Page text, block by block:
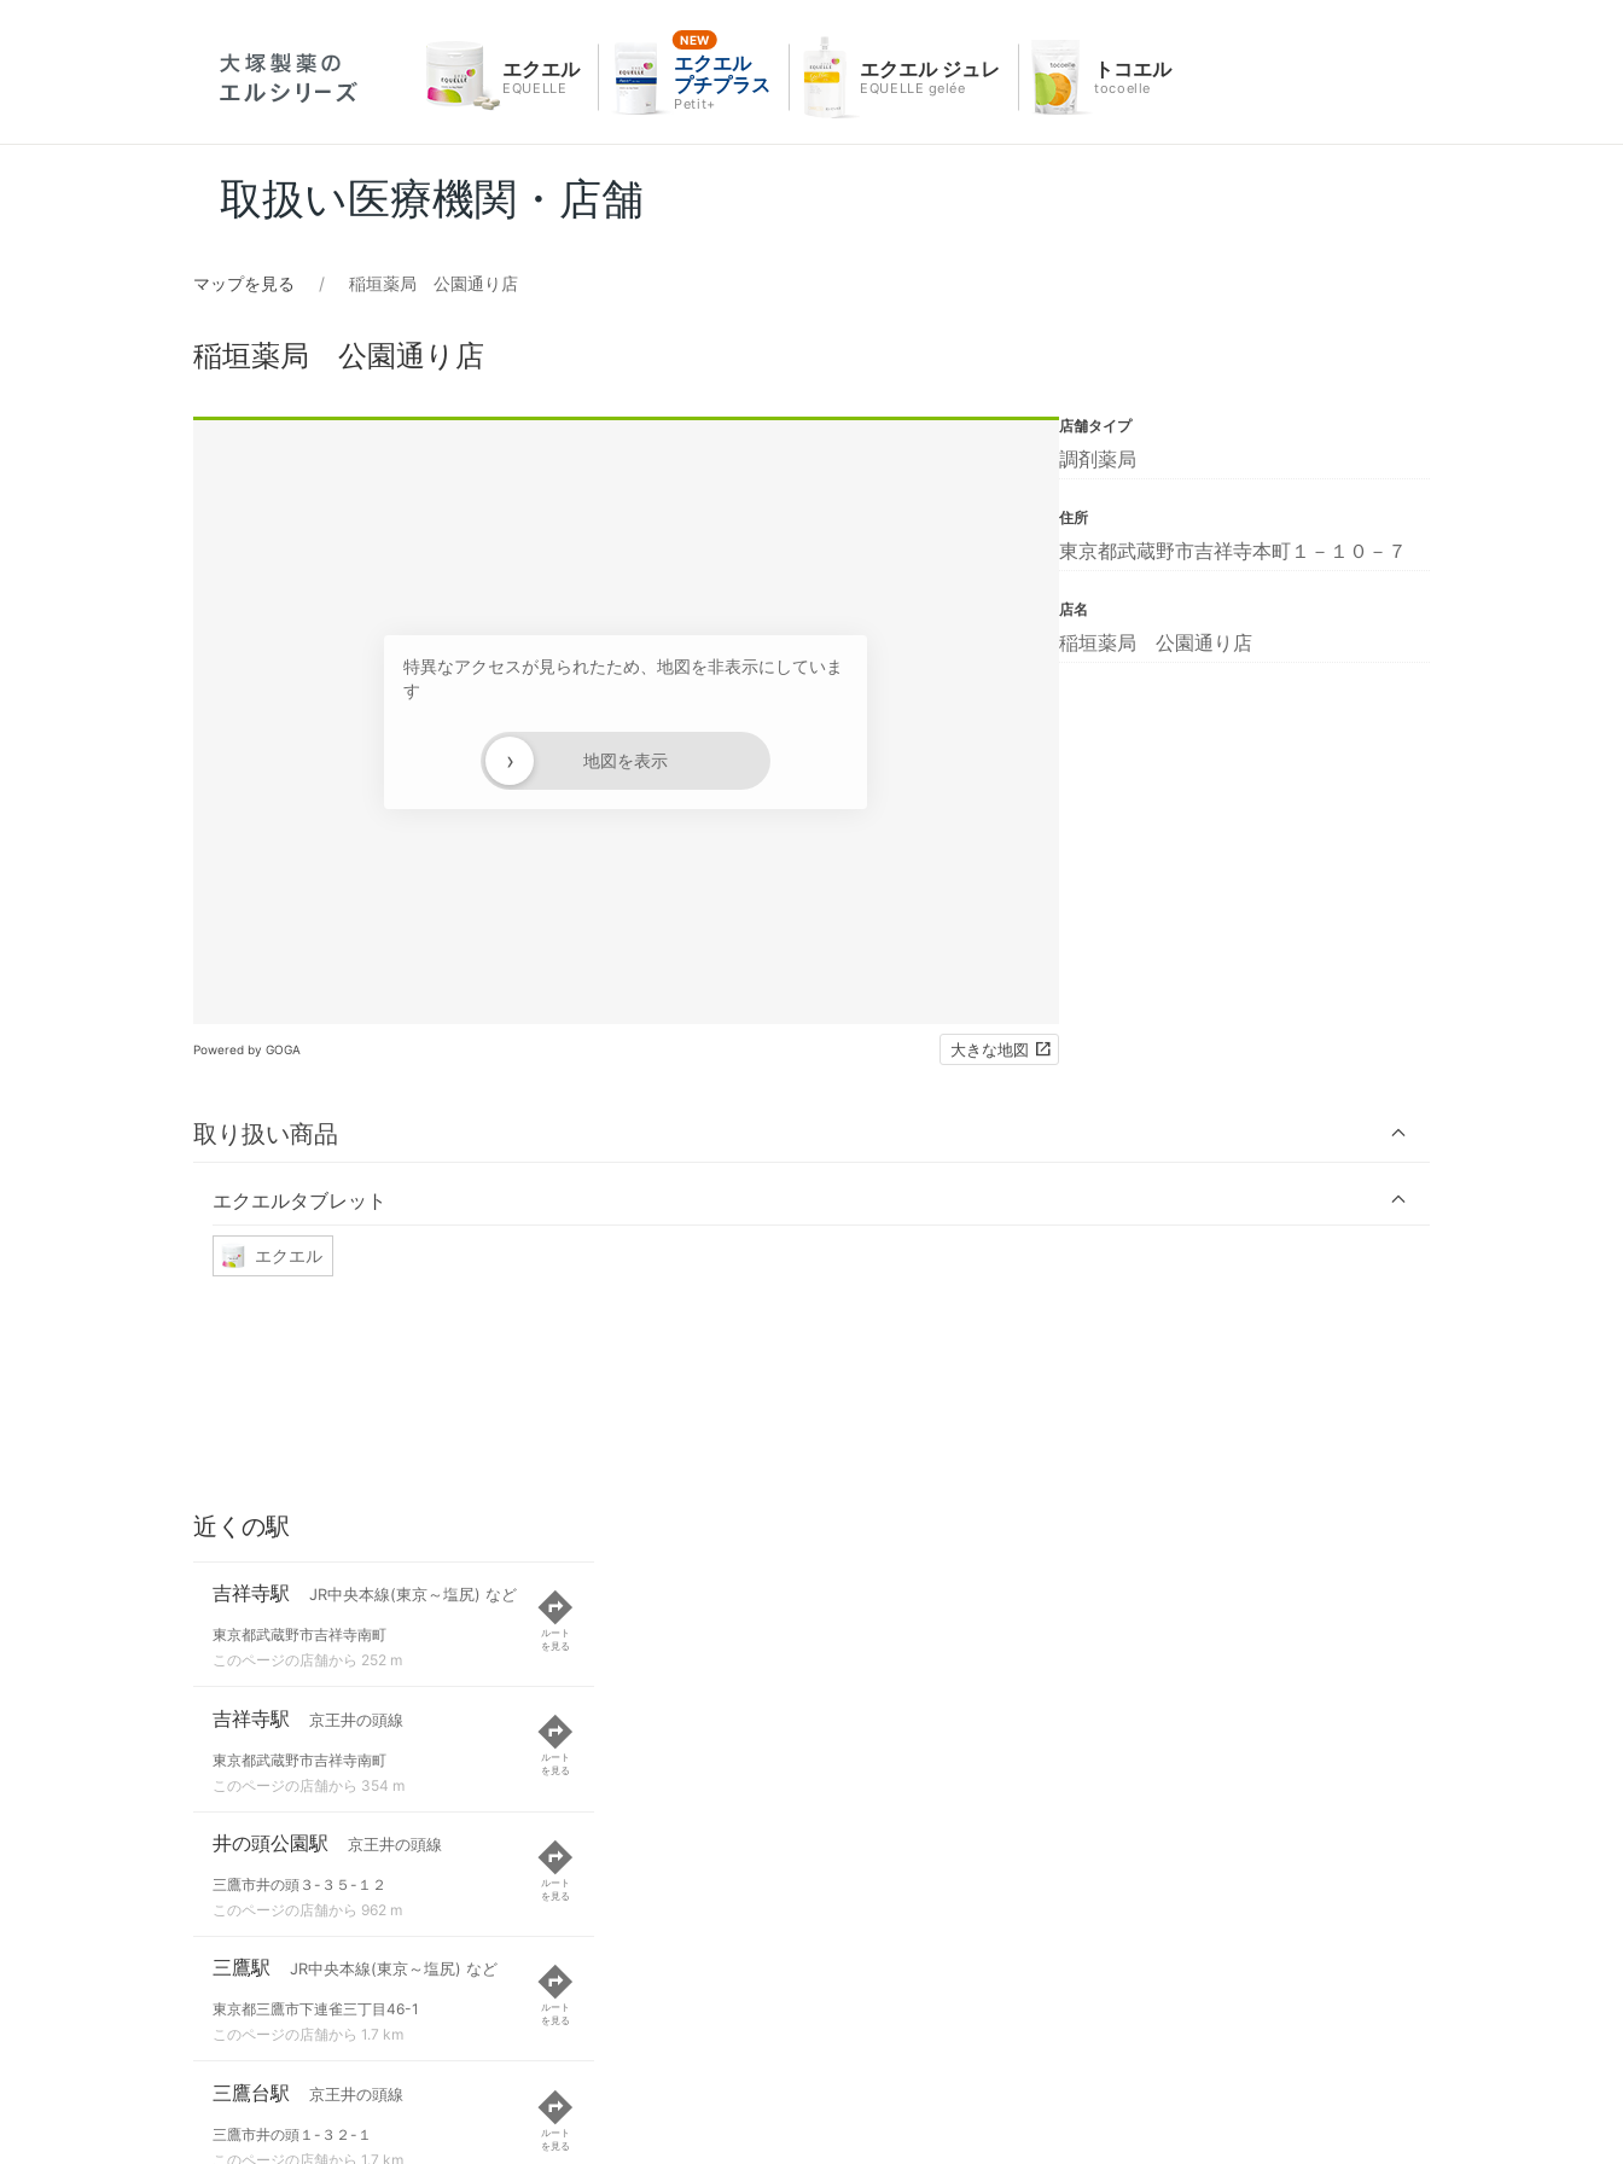
エクエル
EQUELLE
エクエル
プチプラス
Petit+
エクエル ジュレ
EQUELLE gelée
トコエル
tocoelle
取扱い医療機関・店舗
マップを見る 稲垣薬局 公園通り店
稲垣薬局 公園通り店
特異なアクセスが見られたため、地図を非表示にしていま
す
地図を表示
›
Powered by GOGA 大きな地図
取り扱い商品
エクエルタブレット
エクエル
店舗タイプ
調剤薬局
住所
東京都武蔵野市吉祥寺本町１－１０－７
店名
稲垣薬局 公園通り店
近くの駅
吉祥寺駅 JR中央本線(東京～塩尻) など
東京都武蔵野市吉祥寺南町
このページの店舗から 252 m
ルート
を見る
吉祥寺駅 京王井の頭線
東京都武蔵野市吉祥寺南町
このページの店舗から 354 m
ルート
を見る
井の頭公園駅 京王井の頭線
三鷹市井の頭３-３５-１２
このページの店舗から 962 m
ルート
を見る
三鷹駅 JR中央本線(東京～塩尻) など
東京都三鷹市下連雀三丁目46-1
このページの店舗から 1.7 km
ルート
を見る
三鷹台駅 京王井の頭線
三鷹市井の頭１-３２-１
このページの店舗から 1.7 km
ルート
を見る